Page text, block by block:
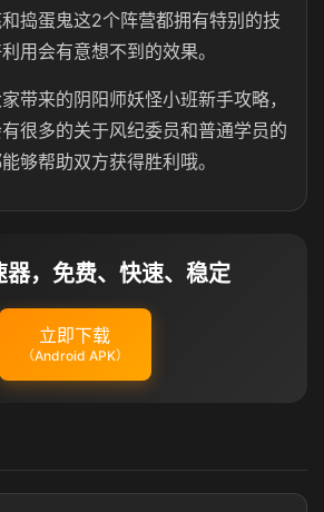
捣蛋鬼这2个阵营都拥有特别的技
用会有意想不到的效果。
带来的阴阳师妖怪小班新手攻略，
很多的关于风纪委员和普通学员的
够帮助双方获得胜利哦。
器，免费、快速、稳定
立即下载
（Android APK）